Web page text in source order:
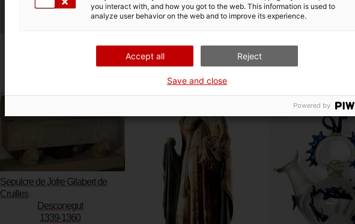
1150-1200
Coronació d'un príncep o
Sepulcre de Jofre Gilabert de
Cruïlles
Desconegut
1339-1360
you interact with, and how you got to the web. This information is used to
analyze user behavior on the web and to improve its experience.
Accept all Reject
Save and close
Powered by